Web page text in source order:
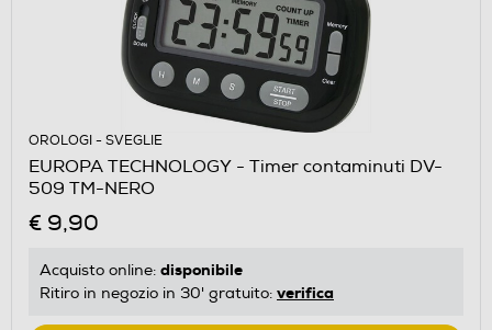
OROLOGI - SVEGLIE
EUROPA TECHNOLOGY - Timer contaminuti DV-
509 TM-NERO
€ 9,90
Acquisto online: disponibile
Ritiro in negozio in 30' gratuito: verifica